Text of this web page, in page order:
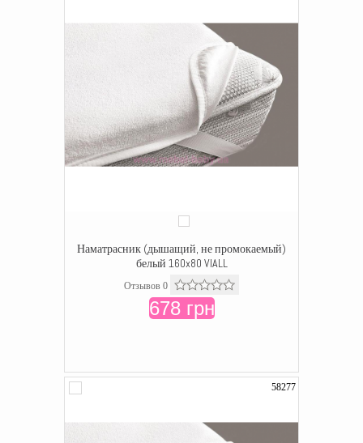
Наматрасник (дышащий, не промокаемый)
белый 160x80 VIALL
Отзывов 0
678 грн
58277